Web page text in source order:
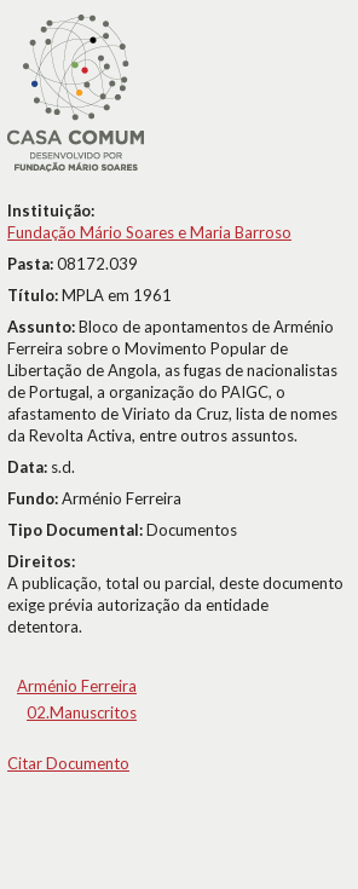
Instituição:
Fundação Mário Soares e Maria Barroso
Pasta:08172.039
Título:MPLA em 1961
Assunto:Bloco de apontamentos de Arménio
Ferreira sobre o Movimento Popular de
Libertação de Angola, as fugas de nacionalistas
de Portugal, a organização do PAIGC, o
afastamento de Viriato da Cruz, lista de nomes
da Revolta Activa, entre outros assuntos.
Data: s.d.
Fundo:Arménio Ferreira
Tipo Documental:Documentos
Direitos:
A publicação, total ou parcial, deste documento
exige prévia autorização da entidade
detentora.
Arménio Ferreira
02.Manuscritos
Citar Documento